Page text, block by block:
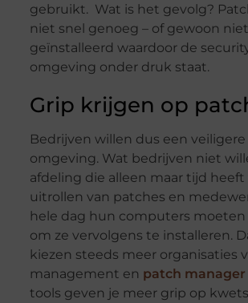
gebruikt. Wat is het gevolg?
niet snel genoeg – of gewoon
geïnstalleerd waardoor de
omgeving onder druk staat.
Grip krijgen op
Bedrijven willen dus een veiligere
omgeving. Wat bedrijven niet
afdeling die alleen maar tijd heeft
uitrollen van patches en
hele dag hun computers
om ze vervolgens te installeren.
kiezen steeds meer organisaties
management en patch manager
tools geven je meer grip op